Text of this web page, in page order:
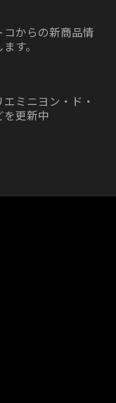
からの新商品情
す。
ミニヨン・ド・
を更新中